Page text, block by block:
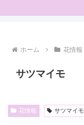
ホーム 花情報
サツマイモ
花情報 サツマイモ